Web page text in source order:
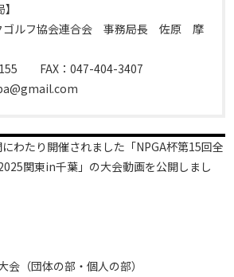
ゴルフ協会連合会 事務局長 佐原 摩
FAX：047-404-3407
わたり開催されました「NPGA杯第15回全
関東in千葉」の大会動画を公開しまし
（団体の部・個人の部）